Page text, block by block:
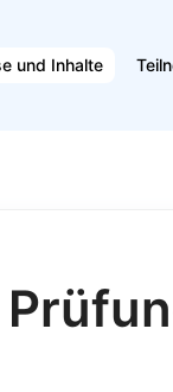
und Inhalte